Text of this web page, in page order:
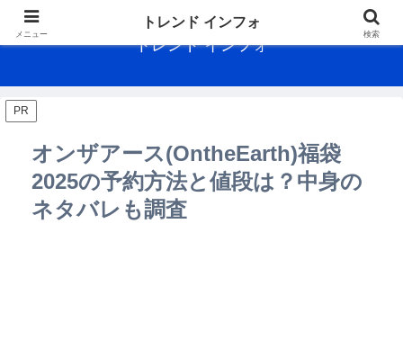
メニュー
トレンド インフォ
検索
トレンド インフォ
PR
オンザアース(OntheEarth)福袋
2025の予約方法と値段は？中身の
ネタバレも調査